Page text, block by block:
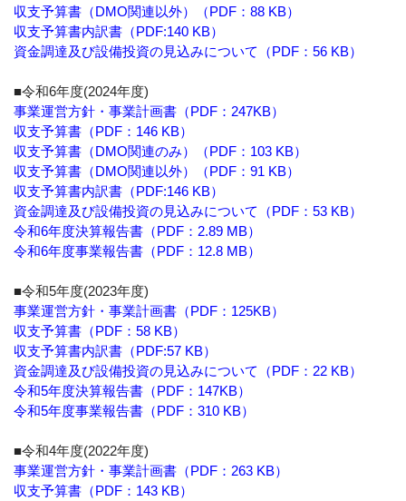
収支予算書（DMO関連以外）
（PDF：88 KB）
収支予算書内訳書（PDF:140 KB）
資金調達及び設備投資の見込みについて（PDF：56 KB）
■令和6年度(2024年度)
事業運営方針・事業計画書（PDF：247KB）
収支予算書（PDF：146 KB）
収支予算書（DMO関連のみ）
（PDF：103 KB）
収支予算書（DMO関連以外）
（PDF：91 KB）
収支予算書内訳書（PDF:146 KB）
資金調達及び設備投資の見込みについて（PDF：53 KB）
令和6年度決算報告書（PDF：2.89 MB）
令和6年度事業報告書（PDF：12.8 MB）
■令和5年度(2023年度)
事業運営方針・事業計画書（PDF：125KB）
収支予算書（PDF：58 KB）
収支予算書内訳書（PDF:57 KB）
資金調達及び設備投資の見込みについて（PDF：22 KB）
令和5年度決算報告書（PDF：147KB）
令和5年度事業報告書（PDF：310 KB）
■令和4年度(2022年度)
事業運営方針・事業計画書（PDF：263 KB）
収支予算書（PDF：143 KB）